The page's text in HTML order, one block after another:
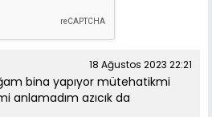
18 Ağustos 2023 22:21
bina yapıyor mütehatikmi
anlamadım azıcık da